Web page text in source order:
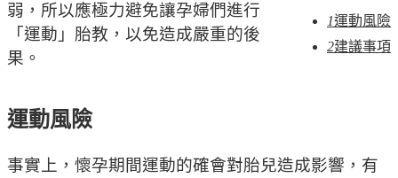
1運動風險
2建議事項
弱，所以應極力避免讓孕婦們進行
「運動」胎教，以免造成嚴重的後
果。
運動風險
事實上，懷孕期間運動的確會對胎兒造成影響，有